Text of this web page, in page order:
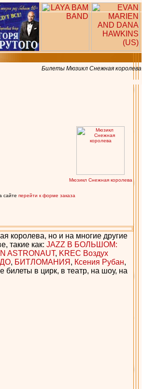
Билеты Мюзикл Снежная королева
Мюзикл Снежная королева
сайте перейти к форме заказа
королева, но и на многие другие
такие как: JAZZ В БОЛЬШОМ:
ASTRONAUT, KREC Воздух
, БИТЛОМАНИЯ , Ксения Рубан,
билеты в цирк, в театр, на шоу, на